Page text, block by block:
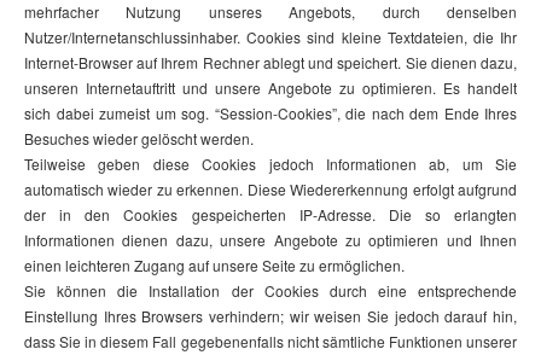
mehrfacher Nutzung unseres Angebots, durch denselben
Nutzer/Internetanschlussinhaber. Cookies sind kleine Textdateien, die Ihr
Internet-Browser auf Ihrem Rechner ablegt und speichert. Sie dienen dazu,
unseren Internetauftritt und unsere Angebote zu optimieren. Es handelt
sich dabei zumeist um sog. “Session-Cookies”, die nach dem Ende Ihres
Besuches wieder gelöscht werden.
Teilweise geben diese Cookies jedoch Informationen ab, um Sie
automatisch wieder zu erkennen. Diese Wiedererkennung erfolgt aufgrund
der in den Cookies gespeicherten IP-Adresse. Die so erlangten
Informationen dienen dazu, unsere Angebote zu optimieren und Ihnen
einen leichteren Zugang auf unsere Seite zu ermöglichen.
Sie können die Installation der Cookies durch eine entsprechende
Einstellung Ihres Browsers verhindern; wir weisen Sie jedoch darauf hin,
dass Sie in diesem Fall gegebenenfalls nicht sämtliche Funktionen unserer